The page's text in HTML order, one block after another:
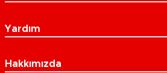
Yardım
Hakkımızda